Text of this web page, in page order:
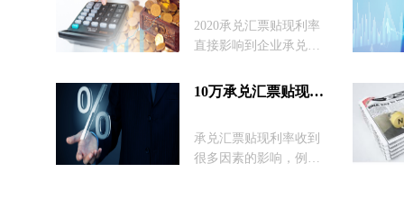
2020承兑汇票贴现利率
直接影响到企业承兑汇
们首先要了解情况，这
率介绍及计算方式，不
管你的电子承兑汇票面
10万承兑汇票贴现利率
承兑汇票贴现利率收到
很多因素的影响，例如